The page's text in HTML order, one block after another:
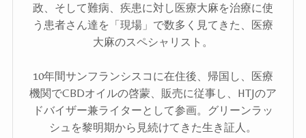
政、そして難病、疾患に対し医療大麻を治療に使
う患者さん達を「現場」で数多く見てきた、医療
大麻のスペシャリスト。
10年間サンフランシスコに在住後、帰国し、医療
機関でCBDオイルの啓蒙、販売に従事し、HTJのア
ドバイザー兼ライターとして参画。グリーンラッ
シュを黎明期から見続けてきた生き証人。